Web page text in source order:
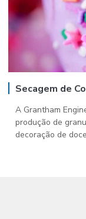
Secagem de
A Grantham
produção de
decoração de